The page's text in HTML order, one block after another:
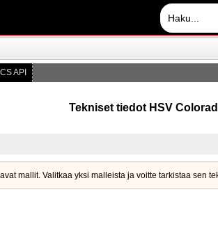
API
Tekniset tiedot HSV
mallit. Valitkaa yksi malleista ja voitte tarkistaa sen